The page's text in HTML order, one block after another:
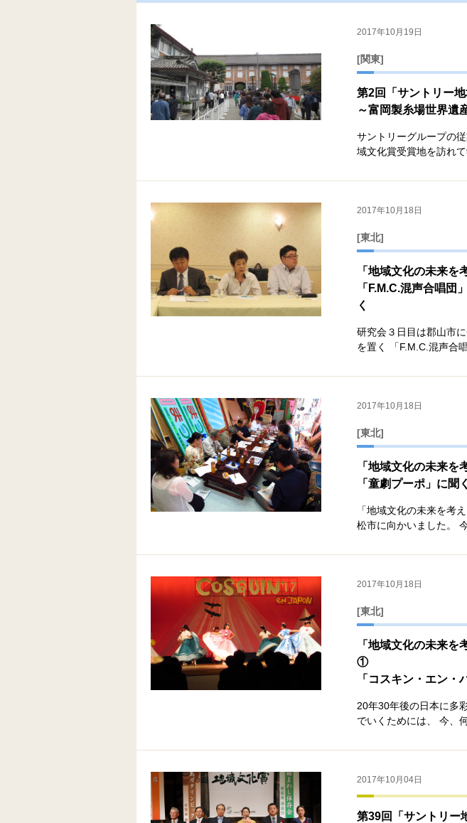
2017年10月19日
[関東]
第2回「サントリー
～富岡製糸場世界遺
サントリーグループの
域文化賞受賞地を訪れ
2017年10月18日
[東北]
「地域文化の未来
「F.M.C.混声合唱団
く
研究会３日目は郡山市
を置く 「F.M.C.混声合
2017年10月18日
[東北]
「地域文化の未来
「童劇プーポ」に聞く
「地域文化の未来を考
松市に向かいました。
2017年10月18日
[東北]
「地域文化の未来を
①
「コスキン・エン・
20年30年後の日本に多
でいくためには、 今、
2017年10月04日
第39回「サントリー